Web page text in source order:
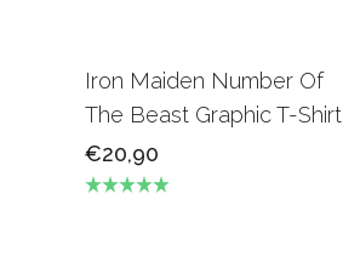
Iron Maiden Number Of
The Beast Graphic T-Shirt
€20,90